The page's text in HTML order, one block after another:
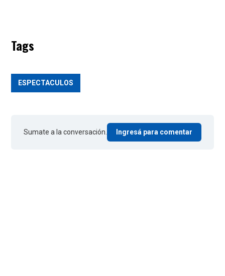
Tags
ESPECTACULOS
Sumate a la conversación. Ingresá para comentar